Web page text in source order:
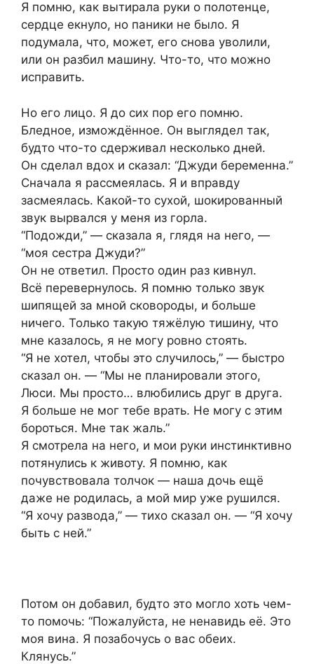
Я помню, как вытирала руки о полотенце,
сердце екнуло, но паники не было. Я
подумала, что, может, его снова уволили,
или он разбил машину. Что-то, что можно
исправить.
Но его лицо. Я до сих пор его помню.
Бледное, измождённое. Он выглядел так,
будто что-то сдерживал несколько дней.
Он сделал вдох и сказал: “Джуди беременна.”
Сначала я рассмеялась. Я и вправду
засмеялась. Какой-то сухой, шокированный
звук вырвался у меня из горла.
“Подожди,” — сказала я, глядя на него, —
“моя сестра Джуди?”
Он не ответил. Просто один раз кивнул.
Всё перевернулось. Я помню только звук
шипящей за мной сковороды, и больше
ничего. Только такую тяжёлую тишину, что
мне казалось, я не могу ровно стоять.
“Я не хотел, чтобы это случилось,” — быстро
сказал он. — “Мы не планировали этого,
Люси. Мы просто… влюбились друг в друга.
Я больше не мог тебе врать. Не могу с этим
бороться. Мне так жаль.”
Я смотрела на него, и мои руки инстинктивно
потянулись к животу. Я помню, как
почувствовала толчок — наша дочь ещё
даже не родилась, а мой мир уже рушился.
“Я хочу развода,” — тихо сказал он. — “Я хочу
быть с ней.”
Потом он добавил, будто это могло хоть чем-
то помочь: “Пожалуйста, не ненавидь её. Это
моя вина. Я позабочусь о вас обеих.
Клянусь.”